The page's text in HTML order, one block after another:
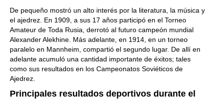
De pequeño mostró un alto interés por la literatura, la música y
el ajedrez. En 1909, a sus 17 años participó en el Torneo
Amateur de Toda Rusia, derrotó al futuro campeón mundial
Alexander Alekhine. Más adelante, en 1914, en un torneo
paralelo en Mannheim, compartió el segundo lugar. De allí en
adelante acumuló una cantidad importante de éxitos; tales
como sus resultados en los Campeonatos Soviéticos de
Ajedrez.
Principales resultados deportivos durante el